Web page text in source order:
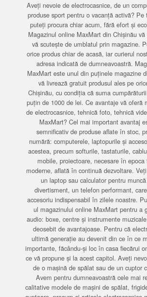
Aveți nevoie de electrocasnice, de un
produse sport pentru o vacanță activă? Pe
puteți procura chiar acum, fără efort și
Magazinul online MaxMart din Chișinău
vă scutește de umblatul prin magazine.
orice produs chiar de acasă, iar curierul
adresa indicată de dumneavoastră.
MaxMart este unul din puținele magazine
vă livrează gratuit produsul ales pe
Chișinău, cu condiția că suma
puțin de 1000 de lei. Ce avantaje vă oferă
de electrocasnice, tehnică foto, tehnică
MaxMart? Cel mai important avantaj
semnificativ de produse aflate în stoc,
numără: computerele, laptopurile și
acestea, precum softurile, tastaturile,
mobile, proiectoare, necesare în
moderne, aflată în continuă dezvoltare.
un laptop sau calculator pentru
divertisment, un telefon performant,
accesoriu indispensabil în zilele noastre.
ul magazinului online MaxMart pentru a
audio: boxe, centre și instrumente
deosebit de avantajoase. Pentru că
ultimă generație au devenit din ce în ce
importante, făcându-și loc în casa fiecărui
ce vă propune și la acest capitol. Aveți
de o mașină de spălat sau de un cuptor
Avem pentru dumneavoastră cele mai
calitative modele de mașini de spălat,